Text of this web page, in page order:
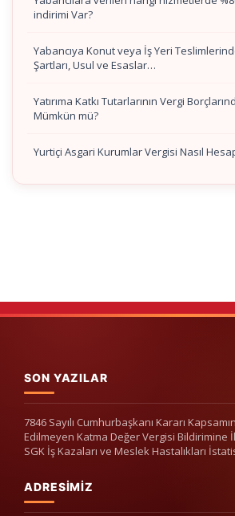
indirimi Var?
Yabancıya Konut veya İş Yeri
Şartları, Usul ve Esaslar…
Yatırıma Katkı Tutarlarının Vergi
Mümkün mü?
Yurtiçi Asgari Kurumlar Vergisi Nasıl
SON YAZILAR
7846 Sayılı Cumhurbaşkanı Kararı
Edilmeyen Katma Değer Vergisi Bildirimine
SGK İş Kazaları ve Meslek Hastalıkları
ADRESIMIZ